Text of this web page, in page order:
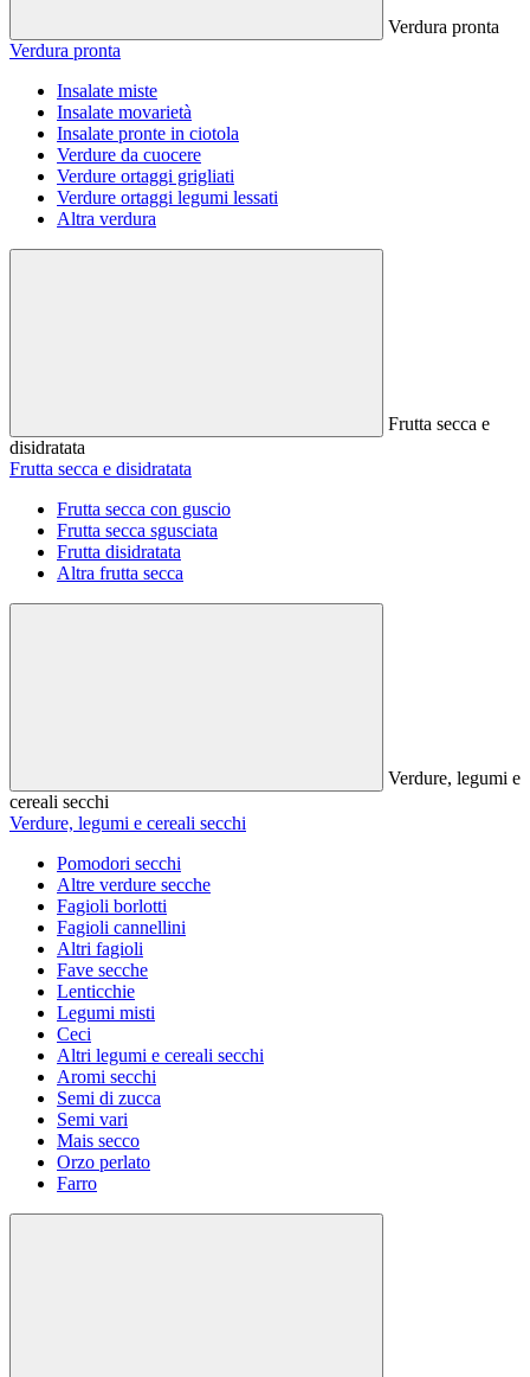
Verdura pronta
Verdura pronta
Insalate miste
Insalate movarietà
Insalate pronte in ciotola
Verdure da cuocere
Verdure ortaggi grigliati
Verdure ortaggi legumi lessati
Altra verdura
Frutta secca e
disidratata
Frutta secca e disidratata
Frutta secca con guscio
Frutta secca sgusciata
Frutta disidratata
Altra frutta secca
Verdure, legumi e
cereali secchi
Verdure, legumi e cereali secchi
Pomodori secchi
Altre verdure secche
Fagioli borlotti
Fagioli cannellini
Altri fagioli
Fave secche
Lenticchie
Legumi misti
Ceci
Altri legumi e cereali secchi
Aromi secchi
Semi di zucca
Semi vari
Mais secco
Orzo perlato
Farro